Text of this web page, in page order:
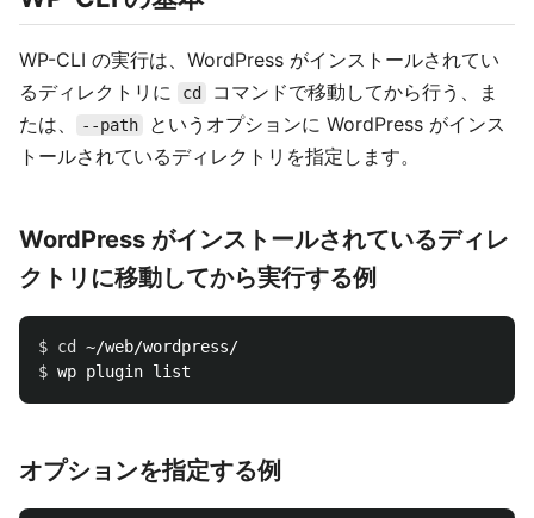
WP-CLI の実行は、WordPress がインストールされてい
るディレクトリに
cd
コマンドで移動してから行う、ま
たは、
--path
というオプションに WordPress がインス
トールされているディレクトリを指定します。
WordPress がインストールされているディレ
クトリに移動してから実行する例
$ cd
$
オプションを指定する例